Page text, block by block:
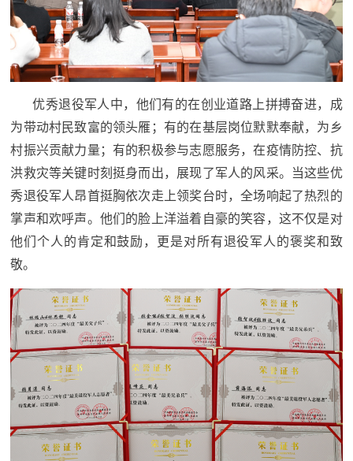
国
防
智
库
英
范
英
雄
模
范
退
役
军
采
退
役
军
人
风
退
役
军
优秀退役军人中，他们有的在创业道路上拼搏奋进，成
为带动村民致富的领头雁；有的在基层岗位默默奉献，为乡
村振兴贡献力量；有的积极参与志愿服务，在疫情防控、抗
洪救灾等关键时刻挺身而出，展现了军人的风采。当这些优
秀退役军人昂首挺胸依次走上领奖台时，全场响起了热烈的
掌声和欢呼声。他们的脸上洋溢着自豪的笑容，这不仅是对
他们个人的肯定和鼓励，更是对所有退役军人的褒奖和致
敬。